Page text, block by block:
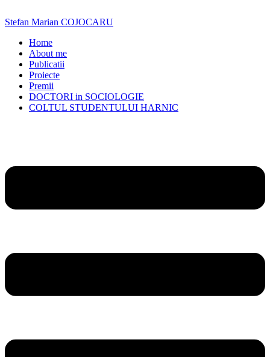
to
Stefan Marian COJOCARU
Home
About me
Publicatii
Proiecte
Premii
DOCTORI in SOCIOLOGIE
COLTUL STUDENTULUI HARNIC